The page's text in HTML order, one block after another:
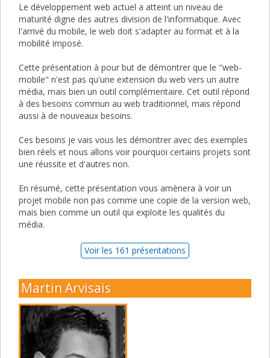
Le développement web actuel a atteint un niveau de
maturité digne des autres division de l'informatique. Avec
l'arrivé du mobile, le web doit s'adapter au format et à la
mobilité imposé.
Cette présentation à pour but de démontrer que le "web-
mobile" n'est pas qu'une extension du web vers un autre
média, mais bien un outil complémentaire. Cet outil répond
à des besoins commun au web traditionnel, mais répond
aussi à de nouveaux besoins.
Ces besoins je vais vous les démontrer avec des exemples
bien réels et nous allons voir pourquoi certains projets sont
une réussite et d'autres non.
En résumé, cette présentation vous amènera à voir un
projet mobile non pas comme une copie de la version web,
mais bien comme un outil qui exploite les qualités du
média.
Voir les 161 présentations
Martin Arvisais